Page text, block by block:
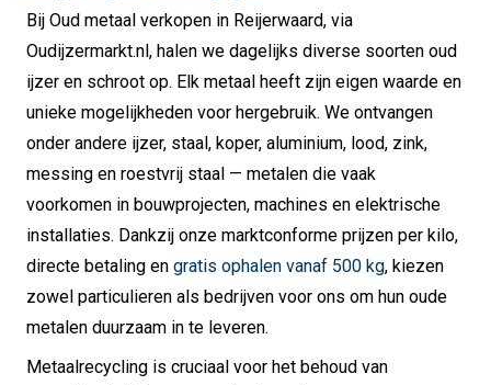
Bij Oud metaal verkopen in Reijerwaard, via
Oudijzermarkt.nl, halen we dagelijks diverse soorten oud
ijzer en schroot op. Elk metaal heeft zijn eigen waarde en
unieke mogelijkheden voor hergebruik. We ontvangen
onder andere ijzer, staal, koper, aluminium, lood, zink,
messing en roestvrij staal — metalen die vaak
voorkomen in bouwprojecten, machines en elektrische
installaties. Dankzij onze marktconforme prijzen per kilo,
directe betaling en gratis ophalen vanaf 500 kg, kiezen
zowel particulieren als bedrijven voor ons om hun oude
metalen duurzaam in te leveren.
Metaalrecycling is cruciaal voor het behoud van